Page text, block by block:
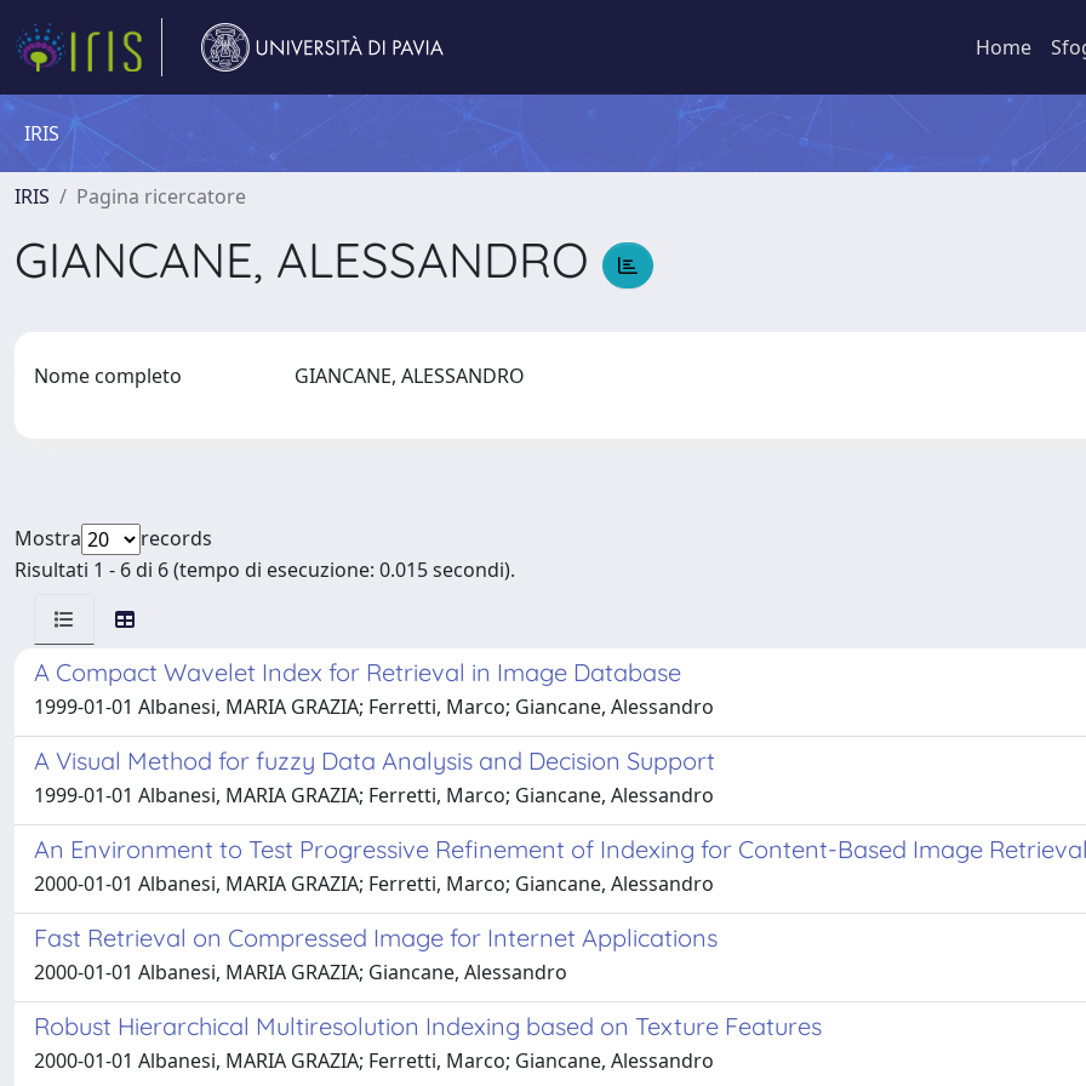
Home
IRIS
IRIS Pagina ricercatore
GIANCANE, ALESSANDRO
Nome completo GIANCANE, ALESSANDRO
Mostra
records
Risultati 1 - 6 di 6 (tempo di esecuzione: 0.015 secondi).
A Compact Wavelet Index for Retrieval in Image Database
1999-01-01 Albanesi, MARIA GRAZIA; Ferretti, Marco; Giancane, Alessandro
A Visual Method for fuzzy Data Analysis and Decision Support
1999-01-01 Albanesi, MARIA GRAZIA; Ferretti, Marco; Giancane, Alessandro
An Environment to Test Progressive Refinement of Indexing for Content-Based Image
2000-01-01 Albanesi, MARIA GRAZIA; Ferretti, Marco; Giancane, Alessandro
Fast Retrieval on Compressed Image for Internet Applications
2000-01-01 Albanesi, MARIA GRAZIA; Giancane, Alessandro
Robust Hierarchical Multiresolution Indexing based on Texture Features
2000-01-01 Albanesi, MARIA GRAZIA; Ferretti, Marco; Giancane, Alessandro